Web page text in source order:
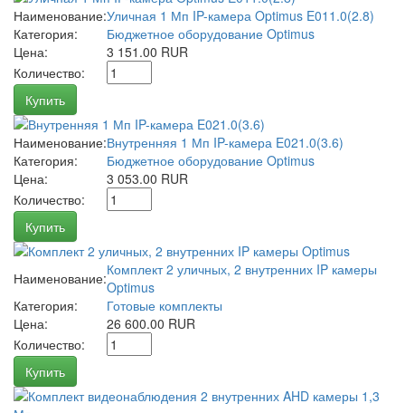
Наименование:Уличная 1 Мп IP-камера Optimus E011.0(2.8)
Категория:
Бюджетное оборудование Optimus
Цена:
3 151.00 RUR
Количество:
Купить
Наименование:Внутренняя 1 Мп IP-камера E021.0(3.6)
Категория:
Бюджетное оборудование Optimus
Цена:
3 053.00 RUR
Количество:
Купить
Наименование:Комплект 2 уличных, 2 внутренних IP камеры
Optimus
Категория:
Готовые комплекты
Цена:
26 600.00 RUR
Количество:
Купить